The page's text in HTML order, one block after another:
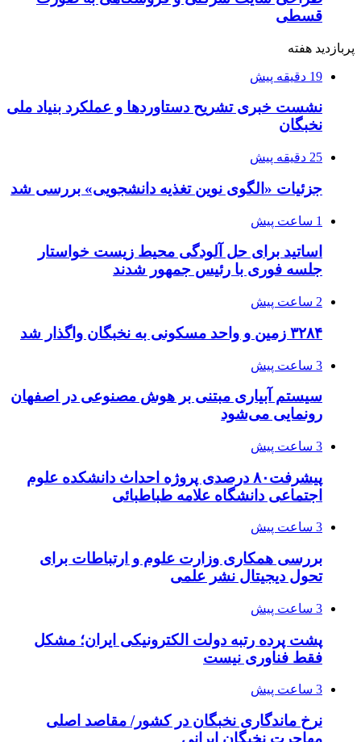
قسطی
پربازدید هفته
19 دقیقه پیش
نشست خبری تشریح دستاوردها و عملکرد بنیاد ملی
نخبگان
25 دقیقه پیش
جزئیات «الگوی نوین تغذیه دانشجویی» بررسی شد
1 ساعت پیش
اساتید برای حل آلودگی محیط زیست خواستار
جلسه فوری با رئیس جمهور شدند
2 ساعت پیش
۳۲۸۴ زمین و واحد مسکونی به نخبگان واگذار شد
3 ساعت پیش
سیستم آبیاری مبتنی بر هوش مصنوعی در اصفهان
رونمایی می‌شود
3 ساعت پیش
پیشرفت۸۰ درصدی پروژه احداث دانشکده علوم
اجتماعی دانشگاه علامه طباطبائی
3 ساعت پیش
بررسی همکاری وزارت علوم و ارتباطات برای
تحول دیجیتال نشر علمی
3 ساعت پیش
پشت پرده رتبه دولت الکترونیکی ایران؛ مشکل
فقط فناوری نیست
3 ساعت پیش
نرخ ماندگاری نخبگان در کشور/ مقاصد اصلی
مهاجرت نخبگان ایرانی